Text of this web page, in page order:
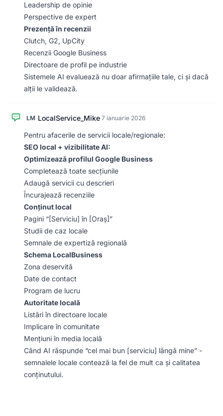
Leadership de opinie
Perspective de expert
Prezență în recenzii
Clutch, G2, UpCity
Recenzii Google Business
Directoare de profil pe industrie
Sistemele AI evaluează nu doar afirmațiile tale, ci și dacă
alții le validează.
LM LocalService_Mike·7 ianuarie 2026
Pentru afacerile de servicii locale/regionale:
SEO local + vizibilitate AI:
Optimizează profilul Google Business
Completează toate secțiunile
Adaugă servicii cu descrieri
Încurajează recenziile
Conținut local
Pagini “[Serviciu] în [Oraș]”
Studii de caz locale
Semnale de expertiză regională
Schema LocalBusiness
Zona deservită
Date de contact
Program de lucru
Autoritate locală
Listări în directoare locale
Implicare în comunitate
Mențiuni în media locală
Când AI răspunde “cel mai bun [serviciu] lângă mine” -
semnalele locale contează la fel de mult ca și calitatea
conținutului.